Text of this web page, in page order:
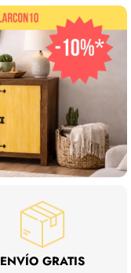
ENVÍO GRATIS